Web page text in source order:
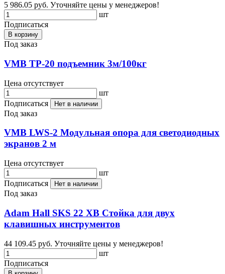
5 986.05 руб. Уточняйте цены у менеджеров!
шт
Подписаться
В корзину
Под заказ
VMB TP-20 подъемник 3м/100кг
Цена отсутствует
шт
Подписаться
Нет в наличии
Под заказ
VMB LWS-2 Модульная опора для светодиодных
экранов 2 м
Цена отсутствует
шт
Подписаться
Нет в наличии
Под заказ
Adam Hall SKS 22 XB Стойка для двух
клавишных инструментов
44 109.45 руб. Уточняйте цены у менеджеров!
шт
Подписаться